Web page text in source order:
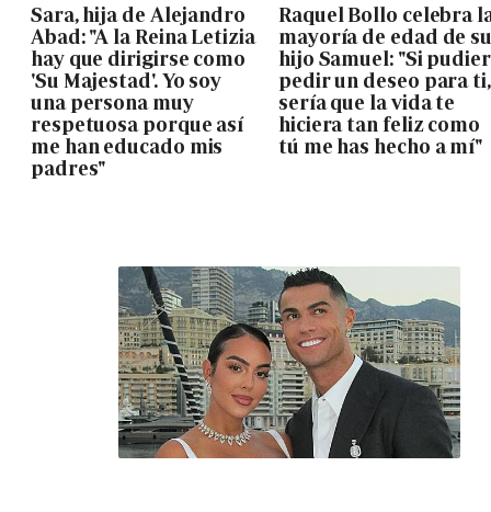
Sara, hija de Alejandro
Abad: "A la Reina Letizia
hay que dirigirse como
'Su Majestad'. Yo soy
una persona muy
respetuosa porque así
me han educado mis
padres"
Raquel Bollo celebra
mayoría de edad de
hijo Samuel: "Si
pedir un deseo para ti,
sería que la vida te
hiciera tan feliz como
tú me has hecho a mí"